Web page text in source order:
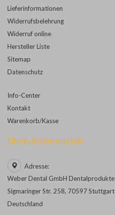
Lieferinformationen
Widerrufsbelehrung
Widerruf online
Hersteller Liste
Sitemap
Datenschutz
Info-Center
Kontakt
Warenkorb/Kasse
Shop Information
Adresse:
Weber Dental GmbH Dentalprodukte
Sigmaringer Str. 258, 70597 Stuttgart
Deutschland